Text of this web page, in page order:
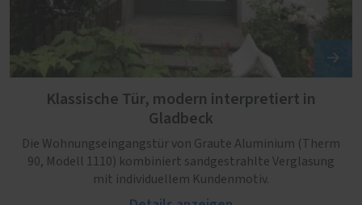
Klassische Tür, modern interpretiert in
Gladbeck
Die Wohnungseingangstür von Graute Aluminium (Therm
90, Modell 1110) kombiniert sandgestrahlte Verglasung
mit individuellem Kundenmotiv.